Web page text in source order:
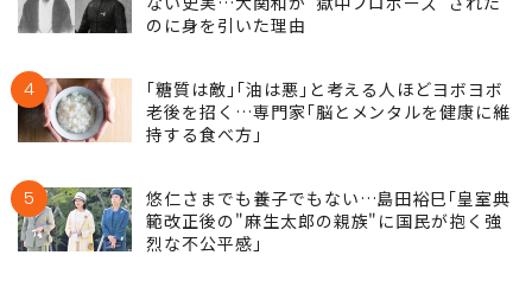
のに身を引いた理由
4
｢糖質は敵｣｢油は悪｣と考える人ほどヨボヨボ
老後を招く…専門家｢脳とメンタルを健康に維
持する食べ方｣
5
悠仁さまでも養子でもない…島田裕巳｢皇室典
範改正後の"麻生太郎の親族"に国民が抱く強
烈な不公平感｣